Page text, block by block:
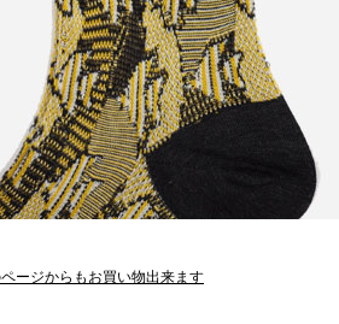
ージからもお買い物出来ます